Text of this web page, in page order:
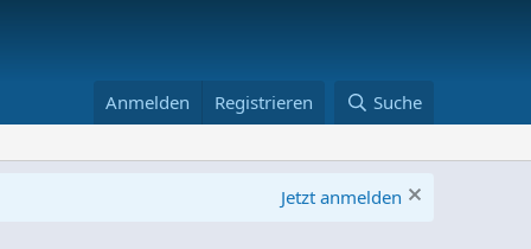
Anmelden Registrieren Suche
Jetzt anmelden